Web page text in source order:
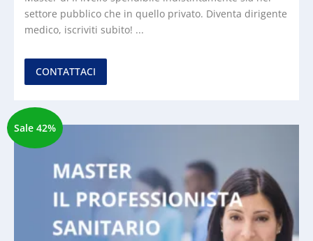
settore pubblico che in quello privato. Diventa dirigente
medico, iscriviti subito! ...
CONTATTACI
Sale 42%